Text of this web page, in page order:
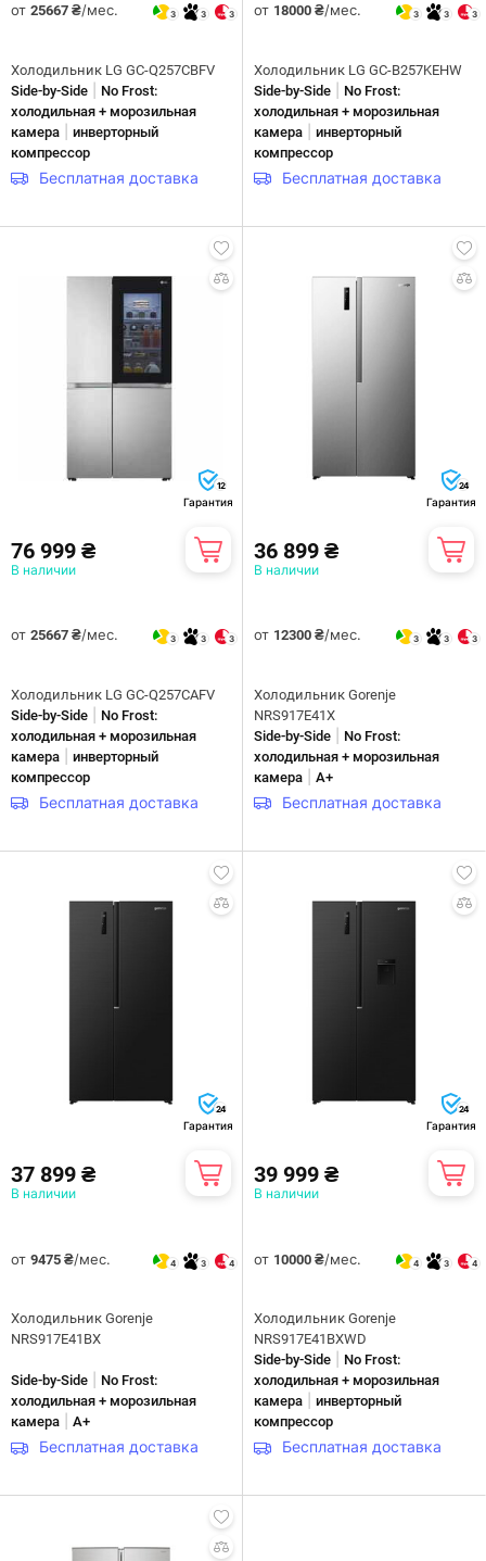
от 25667 ₴/мес. 3 3 3
Холодильник LG GC-Q257CBFV
Side-by-Side
No Frost:
холодильная + морозильная
камера
инверторный
компрессор
Бесплатная доставка
от 18000 ₴/мес. 3 3 3
Холодильник LG GC-B257KEHW
Side-by-Side
No Frost:
холодильная + морозильная
камера
инверторный
компрессор
Бесплатная доставка
12
Гарантия
76 999 ₴
В наличии
от 25667 ₴/мес. 3 3 3
Холодильник LG GC-Q257CAFV
Side-by-Side
No Frost:
холодильная + морозильная
камера
инверторный
компрессор
Бесплатная доставка
24
Гарантия
36 899 ₴
В наличии
от 12300 ₴/мес. 3 3 3
Холодильник Gorenje
NRS917E41X
Side-by-Side
No Frost:
холодильная + морозильная
камера
A+
Бесплатная доставка
24
Гарантия
37 899 ₴
В наличии
от 9475 ₴/мес. 4 3 4
Холодильник Gorenje
NRS917E41BX
Side-by-Side
No Frost:
холодильная + морозильная
камера
A+
Бесплатная доставка
24
Гарантия
39 999 ₴
В наличии
от 10000 ₴/мес. 4 3 4
Холодильник Gorenje
NRS917E41BXWD
Side-by-Side
No Frost:
холодильная + морозильная
камера
инверторный
компрессор
Бесплатная доставка